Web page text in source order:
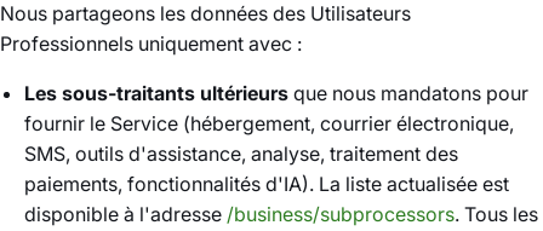
Nous partageons les données des Utilisateurs
Professionnels uniquement avec :
Les sous-traitants ultérieurs que nous mandatons pour
fournir le Service (hébergement, courrier électronique,
SMS, outils d'assistance, analyse, traitement des
paiements, fonctionnalités d'IA). La liste actualisée est
disponible à l'adresse /business/subprocessors. Tous les